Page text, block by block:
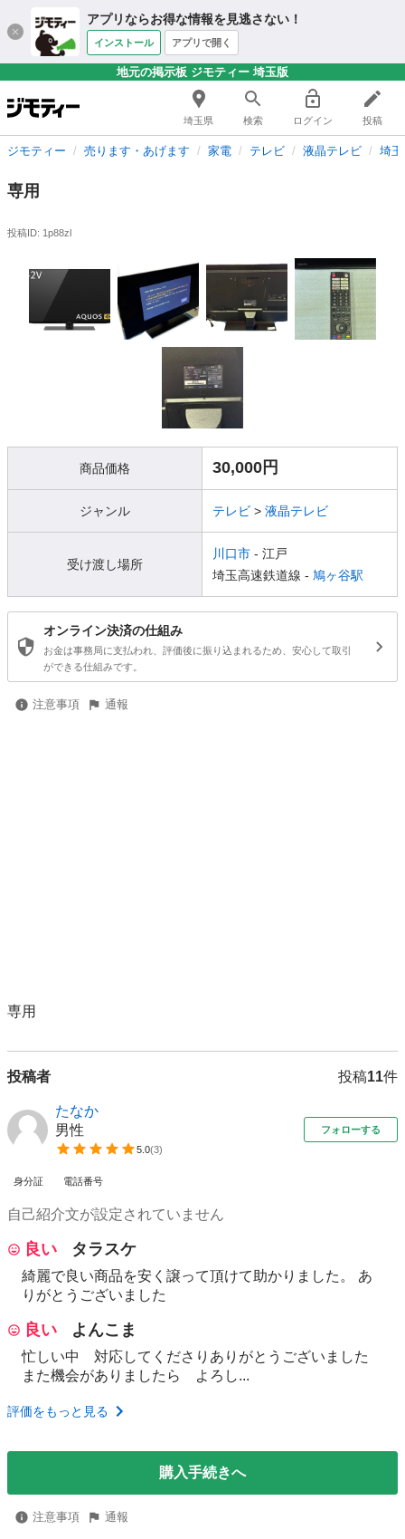
アプリならお得な情報を見逃さない！
インストール アプリで開く
地元の掲示板 ジモティー 埼玉版
埼玉県 検索 ログイン 投稿
ジモティー 売ります・あげます 家電 テレビ 液晶テレビ 埼
専用
投稿ID: 1p88zl
商品価格 30,000円
ジャンル テレビ > 液晶テレビ
受け渡し場所
川口市 - 江戸
埼玉高速鉄道線 - 鳩ヶ谷駅
オンライン決済の仕組み
お金は事務局に支払われ、評価後に振り込まれるため、安心して取引
ができる仕組みです。
注意事項 通報
専用
投稿者 投稿11件
たなか
男性
5.0(3)
フォローする
身分証 電話番号
自己紹介文が設定されていません
良い タラスケ
綺麗で良い商品を安く譲って頂けて助かりました。 あ
りがとうございました
良い よんこま
忙しい中 対応してくださりありがとうございました
また機会がありましたら よろし...
評価をもっと見る
購入手続きへ
注意事項 通報